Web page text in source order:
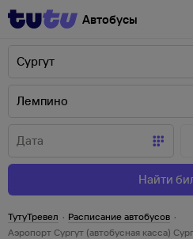
Автобусы
Найти
ТутуТревел · Расписание автобусов ·
Аэропорт Сургут (автобусная касса)